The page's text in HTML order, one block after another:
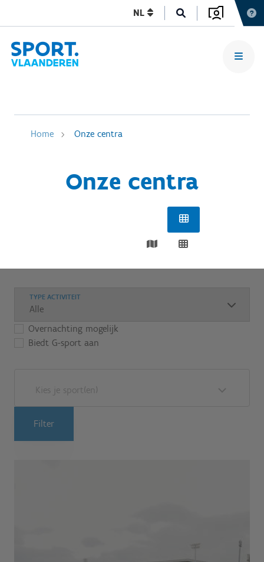
NL
Home Onze centra
Onze centra
TYPE ACTIVITEIT
Overnachting mogelijk
Biedt G-sport aan
Kies je sport(en)
Filter